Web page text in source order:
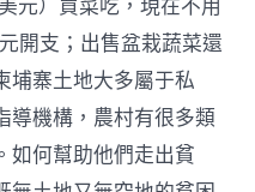
元）買菜吃，現在不用
開支；出售盆栽蔬菜還
埔寨土地大多屬于私
導機構，農村有很多類
如何幫助他們走出貧